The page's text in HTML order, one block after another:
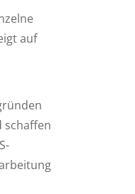
auf
schaffen